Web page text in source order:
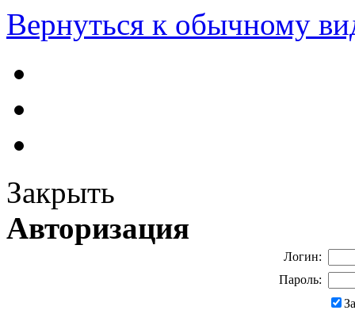
Вернуться к обычному
Закрыть
Авторизация
Логин:
Пароль: